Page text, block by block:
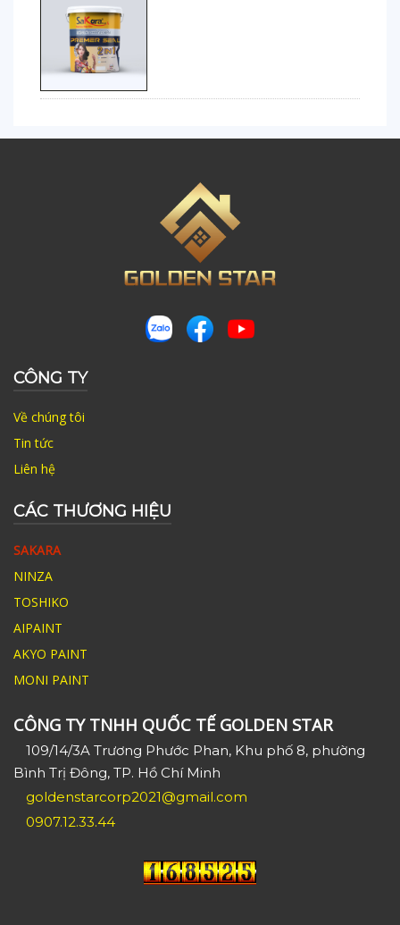
CÔNG TY
Về chúng tôi
Tin tức
Liên hệ
CÁC THƯƠNG HIỆU
SAKARA
NINZA
TOSHIKO
AIPAINT
AKYO PAINT
MONI PAINT
CÔNG TY TNHH QUỐC TẾ GOLDEN STAR
109/14/3A Trương Phước Phan, Khu phố 8, phường
Bình Trị Đông, TP. Hồ Chí Minh
goldenstarcorp2021@gmail.com
0907.12.33.44